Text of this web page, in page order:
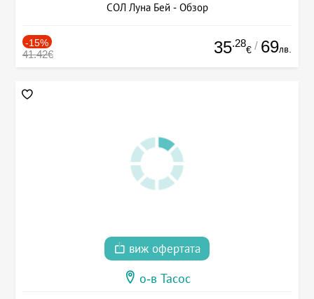
СОЛ Луна Бей - Обзор
-15%
41.42€ 35.28
€ / 69лв.
виж офертата
о-в Тасос